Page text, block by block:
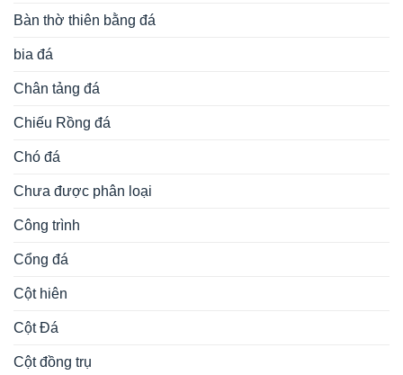
Bàn thờ thiên bằng đá
bia đá
Chân tảng đá
Chiếu Rồng đá
Chó đá
Chưa được phân loại
Công trình
Cổng đá
Cột hiên
Cột Đá
Cột đồng trụ